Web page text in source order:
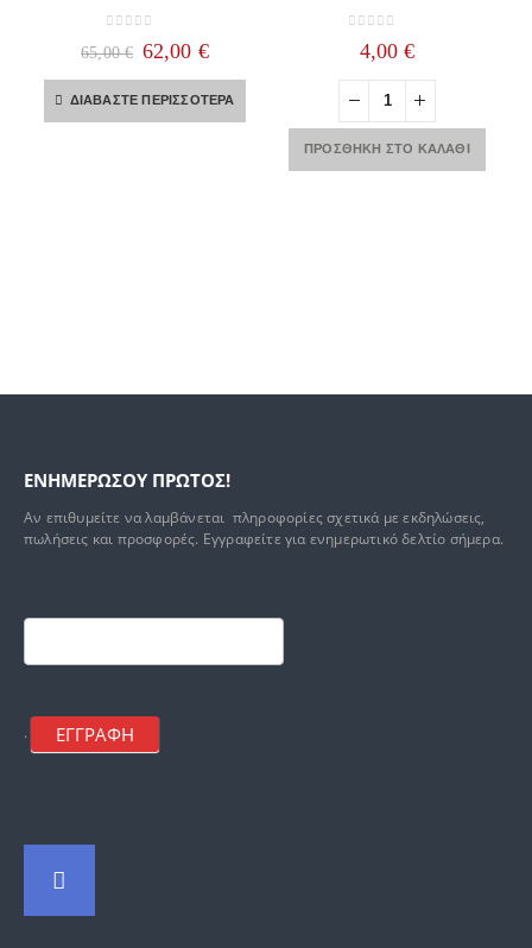
65,00€ Original
was:
62,00 €Η
τιμή
ΔΙΑΒΆΣΤΕ ΠΕΡΙΣΣΌΤΕΡΑ
4,00€
ΠΡΟΣΘΉΚΗ ΣΤΟ ΚΑΛΆΘΙ
ΕΝΗΜΕΡΩΣΟΥ ΠΡΩΤΟΣ!
Αν επιθυμείτε να λαμβάνεται πληροφορίες σχετικά με εκδηλώσεις,
πωλήσεις και προσφορές. Εγγραφείτε για ενημερωτικό δελτίο σήμερα.
mailchimp
. ΕΓΓΡΑΦΗ